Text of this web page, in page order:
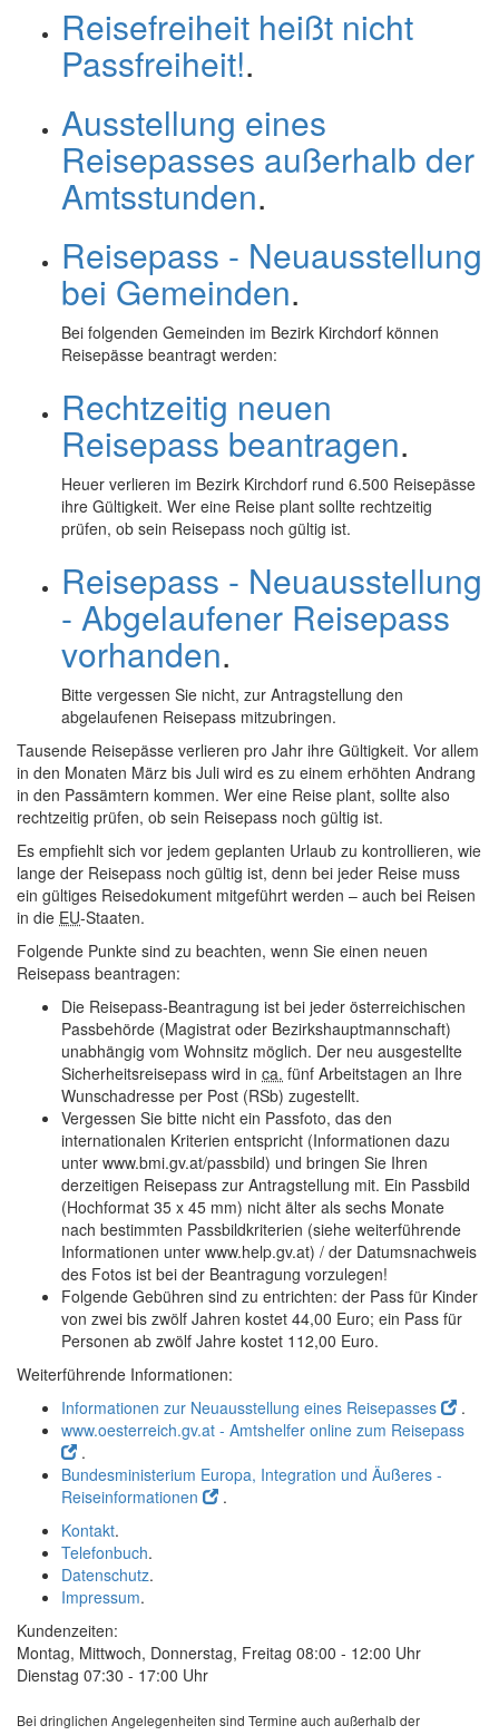
Reisefreiheit heißt nicht
Passfreiheit!.
Ausstellung eines
Reisepasses außerhalb der
Amtsstunden.
Reisepass - Neuausstellung
bei Gemeinden.
Bei folgenden Gemeinden im Bezirk Kirchdorf können
Reisepässe beantragt werden:
Rechtzeitig neuen
Reisepass beantragen.
Heuer verlieren im Bezirk Kirchdorf rund 6.500 Reisepässe
ihre Gültigkeit. Wer eine Reise plant sollte rechtzeitig
prüfen, ob sein Reisepass noch gültig ist.
Reisepass - Neuausstellung
- Abgelaufener Reisepass
vorhanden.
Bitte vergessen Sie nicht, zur Antragstellung den
abgelaufenen Reisepass mitzubringen.
Tausende Reisepässe verlieren pro Jahr ihre Gültigkeit. Vor allem
in den Monaten März bis Juli wird es zu einem erhöhten Andrang
in den Passämtern kommen. Wer eine Reise plant, sollte also
rechtzeitig prüfen, ob sein Reisepass noch gültig ist.
Es empfiehlt sich vor jedem geplanten Urlaub zu kontrollieren, wie
lange der Reisepass noch gültig ist, denn bei jeder Reise muss
ein gültiges Reisedokument mitgeführt werden – auch bei Reisen
in die EU-Staaten.
Folgende Punkte sind zu beachten, wenn Sie einen neuen
Reisepass beantragen:
Die Reisepass-Beantragung ist bei jeder österreichischen
Passbehörde (Magistrat oder Bezirkshauptmannschaft)
unabhängig vom Wohnsitz möglich. Der neu ausgestellte
Sicherheitsreisepass wird in ca. fünf Arbeitstagen an Ihre
Wunschadresse per Post (RSb) zugestellt.
Vergessen Sie bitte nicht ein Passfoto, das den
internationalen Kriterien entspricht (Informationen dazu
unter www.bmi.gv.at/passbild) und bringen Sie Ihren
derzeitigen Reisepass zur Antragstellung mit. Ein Passbild
(Hochformat 35 x 45 mm) nicht älter als sechs Monate
nach bestimmten Passbildkriterien (siehe weiterführende
Informationen unter www.help.gv.at) / der Datumsnachweis
des Fotos ist bei der Beantragung vorzulegen!
Folgende Gebühren sind zu entrichten: der Pass für Kinder
von zwei bis zwölf Jahren kostet 44,00 Euro; ein Pass für
Personen ab zwölf Jahre kostet 112,00 Euro.
Weiterführende Informationen:
Informationen zur Neuausstellung eines Reisepasses
.
www.oesterreich.gv.at - Amtshelfer online zum Reisepass
.
Bundesministerium Europa, Integration und Äußeres -
Reiseinformationen
.
Kontakt.
Telefonbuch.
Datenschutz.
Impressum.
Kundenzeiten:
Montag, Mittwoch, Donnerstag, Freitag 08:00 - 12:00 Uhr
Dienstag 07:30 - 17:00 Uhr
Bei dringlichen Angelegenheiten sind Termine auch außerhalb der